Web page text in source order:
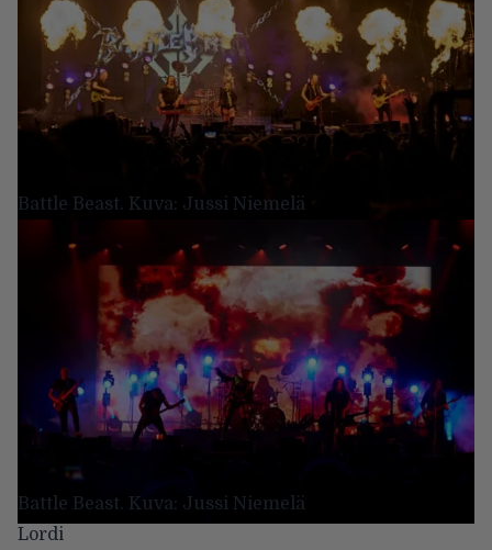
Battle Beast. Kuva: Jussi Niemelä
Battle Beast. Kuva: Jussi Niemelä
Lordi